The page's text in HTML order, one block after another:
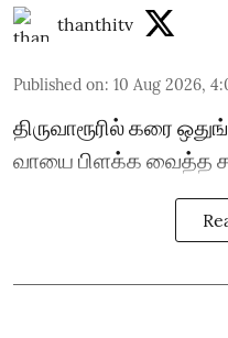
thanthitv
Published on: 10 Aug 2026,
திருவாரூரில் கரை
வாயை பிளக்க வைத்த